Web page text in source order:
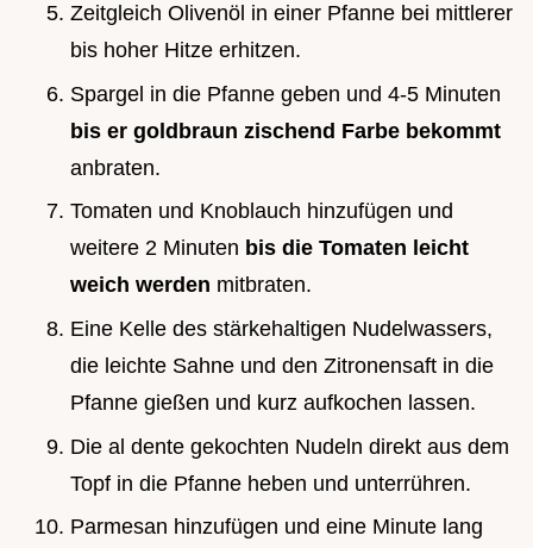
Zeitgleich Olivenöl in einer Pfanne bei mittlerer
bis hoher Hitze erhitzen.
Spargel in die Pfanne geben und 4-5 Minuten
bis er goldbraun zischend Farbe bekommt
anbraten.
Tomaten und Knoblauch hinzufügen und
weitere 2 Minuten bis die Tomaten leicht
weich werden mitbraten.
Eine Kelle des stärkehaltigen Nudelwassers,
die leichte Sahne und den Zitronensaft in die
Pfanne gießen und kurz aufkochen lassen.
Die al dente gekochten Nudeln direkt aus dem
Topf in die Pfanne heben und unterrühren.
Parmesan hinzufügen und eine Minute lang